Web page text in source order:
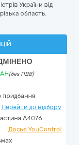
України від
область.
(без ПДВ)
придбання
Перейти до відбору
А4076
Досьє YouControl